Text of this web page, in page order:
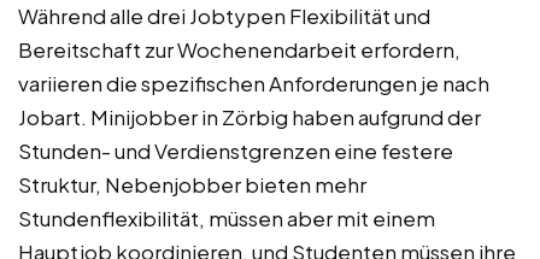
Während alle drei Jobtypen Flexibilität und
Bereitschaft zur Wochenendarbeit erfordern,
variieren die spezifischen Anforderungen je nach
Jobart. Minijobber in Zörbig haben aufgrund der
Stunden- und Verdienstgrenzen eine festere
Struktur, Nebenjobber bieten mehr
Stundenflexibilität, müssen aber mit einem
Hauptjob koordinieren, und Studenten müssen ihre